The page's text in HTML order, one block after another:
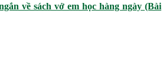
về sách vở em học hàng ngày (Bài